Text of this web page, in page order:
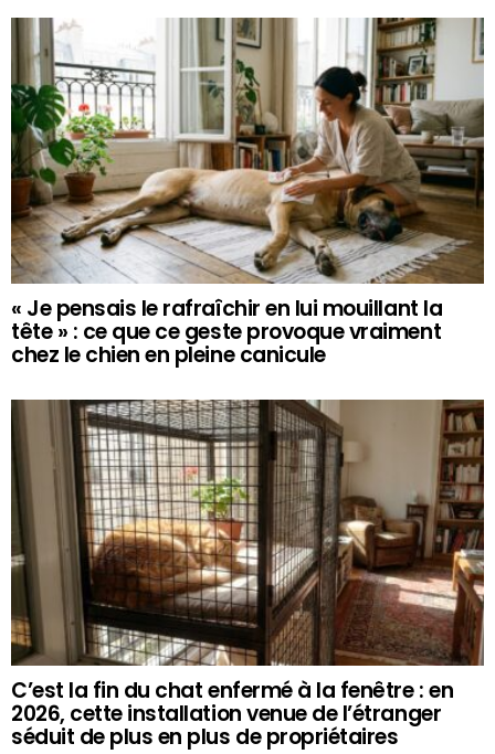
« Je pensais le rafraîchir en lui mouillant la
tête » : ce que ce geste provoque vraiment
chez le chien en pleine canicule
C’est la fin du chat enfermé à la fenêtre : en
2026, cette installation venue de l’étranger
séduit de plus en plus de propriétaires